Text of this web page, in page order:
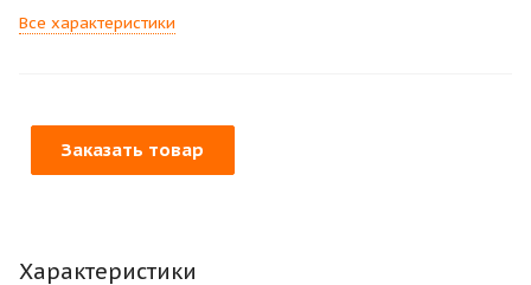
Все характеристики
Заказать товар
Характеристики